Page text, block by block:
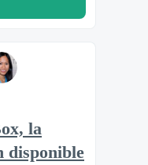
la
disponible